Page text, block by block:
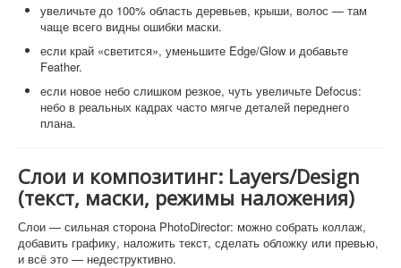
увеличьте до 100% область деревьев, крыши, волос — там
чаще всего видны ошибки маски.
если край «светится», уменьшите Edge/Glow и добавьте
Feather.
если новое небо слишком резкое, чуть увеличьте Defocus:
небо в реальных кадрах часто мягче деталей переднего
плана.
Слои и композитинг: Layers/Design
(текст, маски, режимы наложения)
Слои — сильная сторона PhotoDirector: можно собрать коллаж,
добавить графику, наложить текст, сделать обложку или превью,
и всё это — недеструктивно.